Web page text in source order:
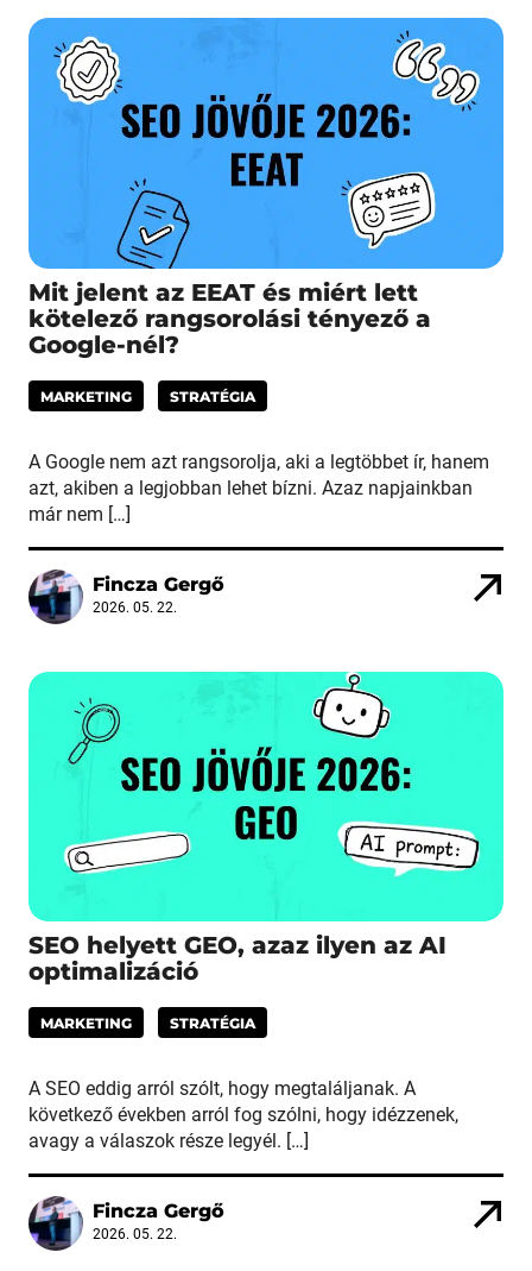
Mit jelent az EEAT és miért lett
kötelező rangsorolási tényező a
Google-nél?
MARKETING STRATÉGIA
A Google nem azt rangsorolja, aki a legtöbbet ír, hanem
azt, akiben a legjobban lehet bízni. Azaz napjainkban
már nem […]
Fincza Gergő
2026. 05. 22.
SEO helyett GEO, azaz ilyen az AI
optimalizáció
MARKETING STRATÉGIA
A SEO eddig arról szólt, hogy megtaláljanak. A
következő években arról fog szólni, hogy idézzenek,
avagy a válaszok része legyél. […]
Fincza Gergő
2026. 05. 22.